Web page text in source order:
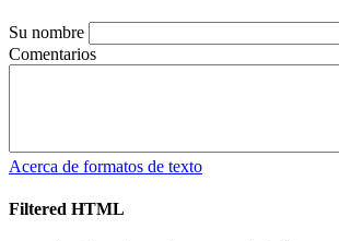
Su nombre
Comentarios
Acerca de formatos de texto
Filtered HTML